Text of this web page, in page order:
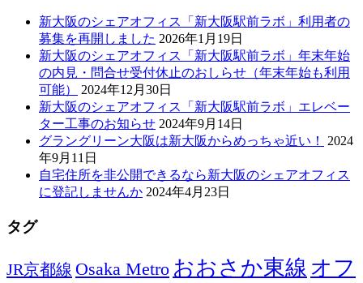
新大阪のシェアオフィス「新大阪駅前ラボ」利用者の
募集を再開しました 2026年1月19日
新大阪のシェアオフィス「新大阪駅前ラボ」年末年始
の内見・問合せ受付休止のおしらせ（年末年始も利用
可能）
2024年12月30日
新大阪のシェアオフィス「新大阪駅前ラボ」エレベー
ター工事のお知らせ 2024年9月14日
グラングリーン大阪は新大阪からめっちゃ近い！
2024
年9月11日
自宅住所を非公開できるなら新大阪のシェアオフィス
に登記しませんか 2024年4月23日
タグ
JR京都線 Osaka Metro おおさか東線 オフ